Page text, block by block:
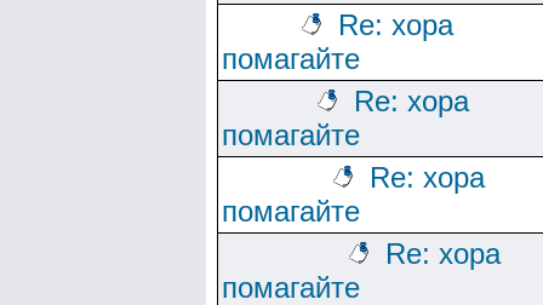
Re: хора
помагайте
Re: хора
помагайте
Re: хора
помагайте
Re: хора
помагайте